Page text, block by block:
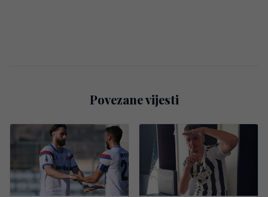
Povezane vijesti